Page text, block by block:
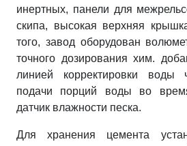
инертных, панели для
скипа, высокая верхняя
того, завод оборудован
точного дозирования хим.
линией корректировки воды
подачи порций воды во
датчик влажности песка.
Для хранения цемента